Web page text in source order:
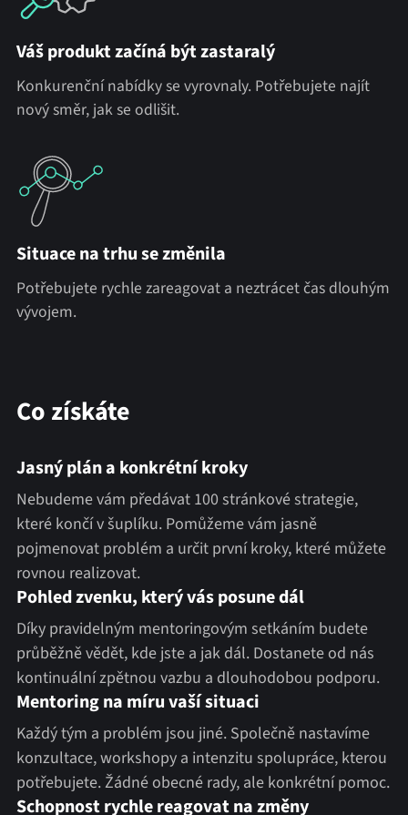
Váš produkt začíná být zastaralý
Konkurenční nabídky se vyrovnaly. Potřebujete najít
nový směr, jak se odlišit.
Situace na trhu se změnila
Potřebujete rychle zareagovat a neztrácet čas dlouhým
vývojem.
Co získáte
Jasný plán a konkrétní kroky
Nebudeme vám předávat 100 stránkové strategie,
které končí v šuplíku. Pomůžeme vám jasně
pojmenovat problém a určit první kroky, které můžete
rovnou realizovat.
Pohled zvenku, který vás posune dál
Díky pravidelným mentoringovým setkáním budete
průběžně vědět, kde jste a jak dál. Dostanete od nás
kontinuální zpětnou vazbu a dlouhodobou podporu.
Mentoring na míru vaší situaci
Každý tým a problém jsou jiné. Společně nastavíme
konzultace, workshopy a intenzitu spolupráce, kterou
potřebujete. Žádné obecné rady, ale konkrétní pomoc.
Schopnost rychle reagovat na změny